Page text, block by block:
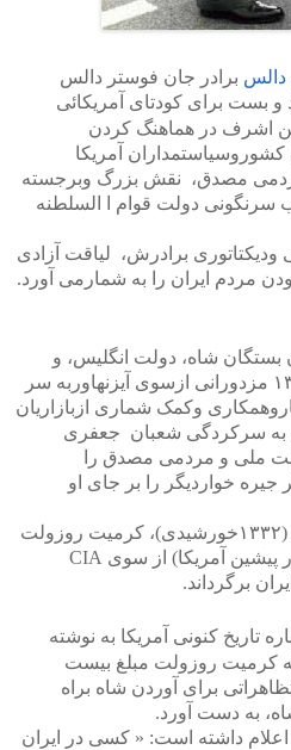
دالس برادر جان فوستر دالس
و بست برای کودتای آمریکائی
داشت.۵ هم چنین اشرف در هماهنگ کردن
آمریکا
مصدق، نقش بزرگ وبرجسته
در سال ۱۳۲۶ موجب سرنگونی دولت قوام ا السلطنه
برادرش، لیاقت آزادی
مردم ایران را به شمارمی آورد.
بستگان شاه، دولت انگلیس، و
دولت آمریکا، در ۲۸ مرداد ۱۳۳۲ مزدورانی ازسوی آیزنهاوربه سر
وکمک شماری ازبازاریان
به سرکردگی شعبان جعفری
ملی و مردمی مصدق را
جیره خواردیگر را بر جای او
درماه اوت سال ۱۹۵۳ میلادی (۱۳۳۲خورشیدی)، کرمیت روزولت
(نوه تدی روزولت رئیس جمهور پیشین آمریکا) از سوی CIA
برگرداند.
تاریخ کنونی آمریکا به نوشته
کرمیت روزولت مبلغ بیست
برای آوردن شاه براه
به دست آورد.
اعلام داشته است: « کسی در ایران